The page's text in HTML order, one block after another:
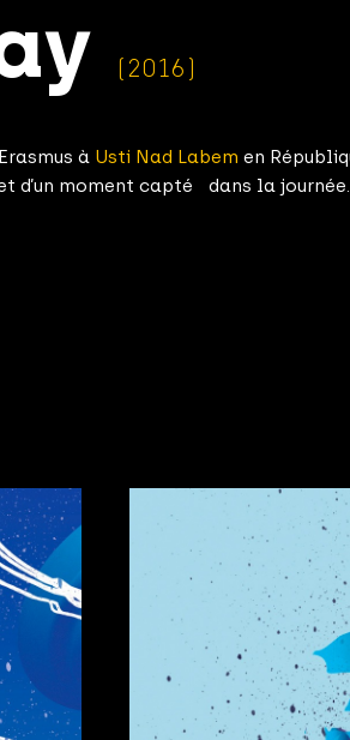
(2016)
à Usti Nad Labem en
d’un moment capté dans la journée.